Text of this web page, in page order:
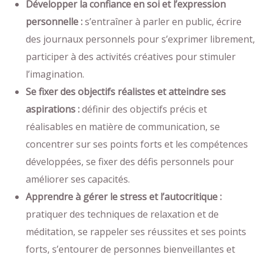
Développer la confiance en soi et l’expression
personnelle :s’entraîner à parler en public, écrire
des journaux personnels pour s’exprimer librement,
participer à des activités créatives pour stimuler
l’imagination.
Se fixer des objectifs réalistes et atteindre ses
aspirations :définir des objectifs précis et
réalisables en matière de communication, se
concentrer sur ses points forts et les compétences
développées, se fixer des défis personnels pour
améliorer ses capacités.
Apprendre à gérer le stress et l’autocritique :
pratiquer des techniques de relaxation et de
méditation, se rappeler ses réussites et ses points
forts, s’entourer de personnes bienveillantes et